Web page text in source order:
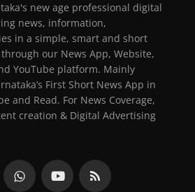
new age professional digital
news, information,
in a simple, smart and short
our News App, Website,
YouTube platform. Mainly
First Short News App in
and Read. For News Coverage,
creation & Digital Advertising